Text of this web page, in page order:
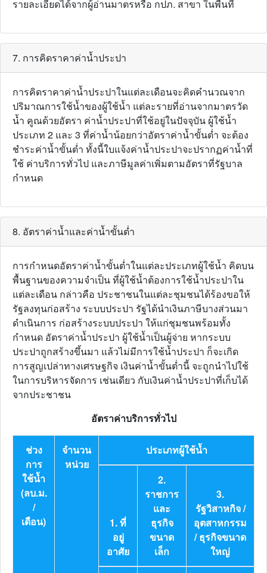
รายละเอียดได้จากผู้อ่านมาตรหรือ กปภ. สาขา ในพื้นที่
7. การคิดราคาค่าน้ำประปา
การคิดราคาค่าน้ำประปาในแต่ละเดือนจะคิดคำนวณจาก
ปริมาณการใช้น้ำของผู้ใช้น้ำ แต่ละรายที่อ่านจากมาตรวัด
น้ำ คูณด้วยอัตรา ค่าน้ำประปาที่ใช้อยู่ในปัจจุบัน ผู้ใช้น้ำ
ประเภท 2 และ 3 ที่ค่าน้ำน้อยกว่าอัตราค่าน้ำขั้นต่ำ จะต้อง
ชำระค่าน้ำขั้นต่ำ ทั้งนี้ใบแจ้งค่าน้ำประปาจะปรากฏค่าน้ำที่
ใช้ ค่าบริการทั่วไป และภาษีมูลค่าเพิ่มตามอัตราที่รัฐบาล
กำหนด
8. อัตราค่าน้ำและค่าน้ำขั้นต่ำ
การกำหนดอัตราค่าน้ำขั้นต่ำในแต่ละประเภทผู้ใช้น้ำ คิดบน
พื้นฐานของความจำเป็น ที่ผู้ใช้น้ำต้องการใช้น้ำประปาใน
แต่ละเดือน กล่าวคือ ประชาชนในแต่ละชุมชนได้ร้องขอให้
รัฐลงทุนก่อสร้าง ระบบประปา รัฐได้นำเงินภาษีบางส่วนมา
ดำเนินการ ก่อสร้างระบบประปา ให้แก่ชุมชนพร้อมทั้ง
กำหนด อัตราค่าน้ำประปา ผู้ใช้น้ำเป็นผู้จ่าย หากระบบ
ประปาถูกสร้างขึ้นมา แล้วไม่มีการใช้น้ำประปา ก็จะเกิด
การสูญเปล่าทางเศรษฐกิจ เงินค่าน้ำขั้นต่ำนี้ จะถูกนำไปใช้
ในการบริหารจัดการ เช่นเดียว กับเงินค่าน้ำประปาที่เก็บได้
จากประชาชน
อัตราค่าบริการทั่วไป
ช่วง
การ
ใช้น้ำ
(ลบ.ม.
/
เดือน)
จำนวน
หน่วย
ประเภทผู้ใช้น้ำ
1. ที่
อยู่
อาศัย
2.
ราชการ
และ
ธุรกิจ
ขนาด
เล็ก
3.
รัฐวิสาหกิจ /
อุตสาหกรรม
/ ธุรกิจขนาด
ใหญ่